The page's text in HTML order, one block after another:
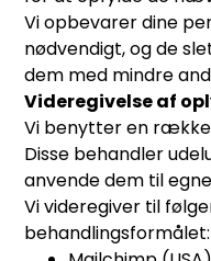
Vi opbevarer dine
nødvendigt, og de
dem med mindre
Videregivelse af
Vi benytter en
Disse behandler
anvende dem til
Vi videregiver til
behandlingsformålet: